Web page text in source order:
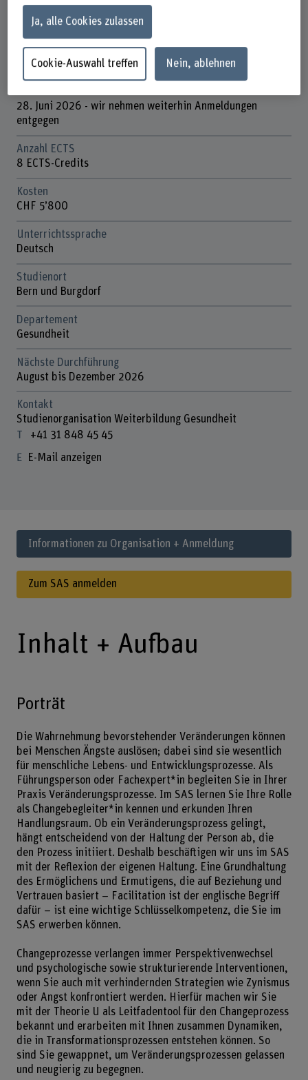
Dauer
15 Studientage
Unterrichtstage
Dienstag, Mittwoch, Donnerstag
28. Juni 2026 - wir nehmen weiterhin Anmeldungen
entgegen
Anzahl ECTS
8 ECTS-Credits
Kosten
CHF 5’800
Unterrichtssprache
Deutsch
Studienort
Bern und Burgdorf
Departement
Gesundheit
Nächste Durchführung
August bis Dezember 2026
Kontakt
Studienorganisation Weiterbildung Gesundheit
+41 31 848 45 45
E-Mail anzeigen
Informationen zu Organisation + Anmeldung
Zum SAS anmelden
Inhalt + Aufbau
Porträt
Die Wahrnehmung bevorstehender Veränderungen können
bei Menschen Ängste auslösen; dabei sind sie wesentlich
für menschliche Lebens- und Entwicklungsprozesse. Als
Führungsperson oder Fachexpert*in begleiten Sie in Ihrer
Praxis Veränderungsprozesse. Im SAS lernen Sie Ihre Rolle
als Changebegleiter*in kennen und erkunden Ihren
Handlungsraum. Ob ein Veränderungsprozess gelingt,
hängt entscheidend von der Haltung der Person ab, die
den Prozess initiiert. Deshalb beschäftigen wir uns im SAS
mit der Reflexion der eigenen Haltung. Eine Grundhaltung
des Ermöglichens und Ermutigens, die auf Beziehung und
Vertrauen basiert – Facilitation ist der englische Begriff
dafür – ist eine wichtige Schlüsselkompetenz, die Sie im
SAS erwerben können.
Changeprozesse verlangen immer Perspektivenwechsel
und psychologische sowie strukturierende Interventionen,
wenn Sie auch mit verhindernden Strategien wie Zynismus
oder Angst konfrontiert werden. Hierfür machen wir Sie
mit der Theorie U als Leitfadentool für den Changeprozess
bekannt und erarbeiten mit Ihnen zusammen Dynamiken,
die in Transformationsprozessen entstehen können. So
sind Sie gewappnet, um Veränderungsprozessen gelassen
und neugierig zu begegnen.
Ja, alle Cookies zulassen
Cookie-Auswahl treffen Nein, ablehnen